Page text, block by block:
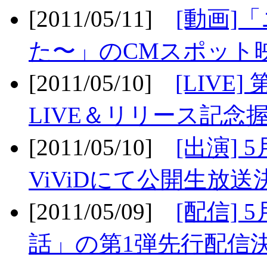
[2011/05/11] [動画]
た〜」のCMスポット
[2011/05/10] [LIVE]
LIVE＆リリース記念
[2011/05/10] [出演] 5
ViViDにて公開生放送
[2011/05/09] [配信] 5
話」の第1弾先行配信